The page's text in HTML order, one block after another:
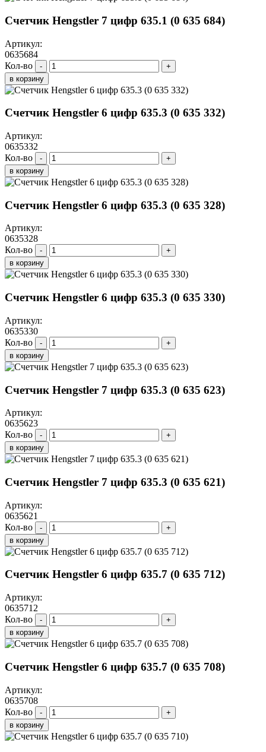
Счетчик Hengstler 7 цифр 635.1 (0 635 684)
Артикул:
0635684
Кол-во
-
+
в корзину
Счетчик Hengstler 6 цифр 635.3 (0 635 332)
Артикул:
0635332
Кол-во
-
+
в корзину
Счетчик Hengstler 6 цифр 635.3 (0 635 328)
Артикул:
0635328
Кол-во
-
+
в корзину
Счетчик Hengstler 6 цифр 635.3 (0 635 330)
Артикул:
0635330
Кол-во
-
+
в корзину
Счетчик Hengstler 7 цифр 635.3 (0 635 623)
Артикул:
0635623
Кол-во
-
+
в корзину
Счетчик Hengstler 7 цифр 635.3 (0 635 621)
Артикул:
0635621
Кол-во
-
+
в корзину
Счетчик Hengstler 6 цифр 635.7 (0 635 712)
Артикул:
0635712
Кол-во
-
+
в корзину
Счетчик Hengstler 6 цифр 635.7 (0 635 708)
Артикул:
0635708
Кол-во
-
+
в корзину